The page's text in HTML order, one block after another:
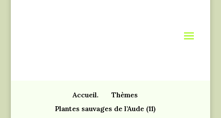
Accueil.
Thèmes
Plantes sauvages de l’Aude (11)